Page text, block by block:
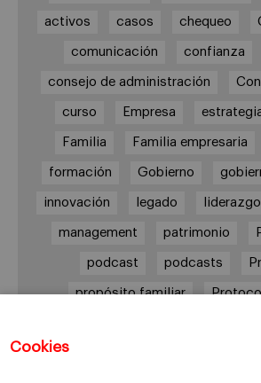
Cookies
activos casos chequeo
comunicación confianza
consejo de administración
curso Empresa
Familia Familia empresaria
formación Gobierno
innovación legado liderazgo
management patrimonio
podcast podcasts
propósito familiar
salud